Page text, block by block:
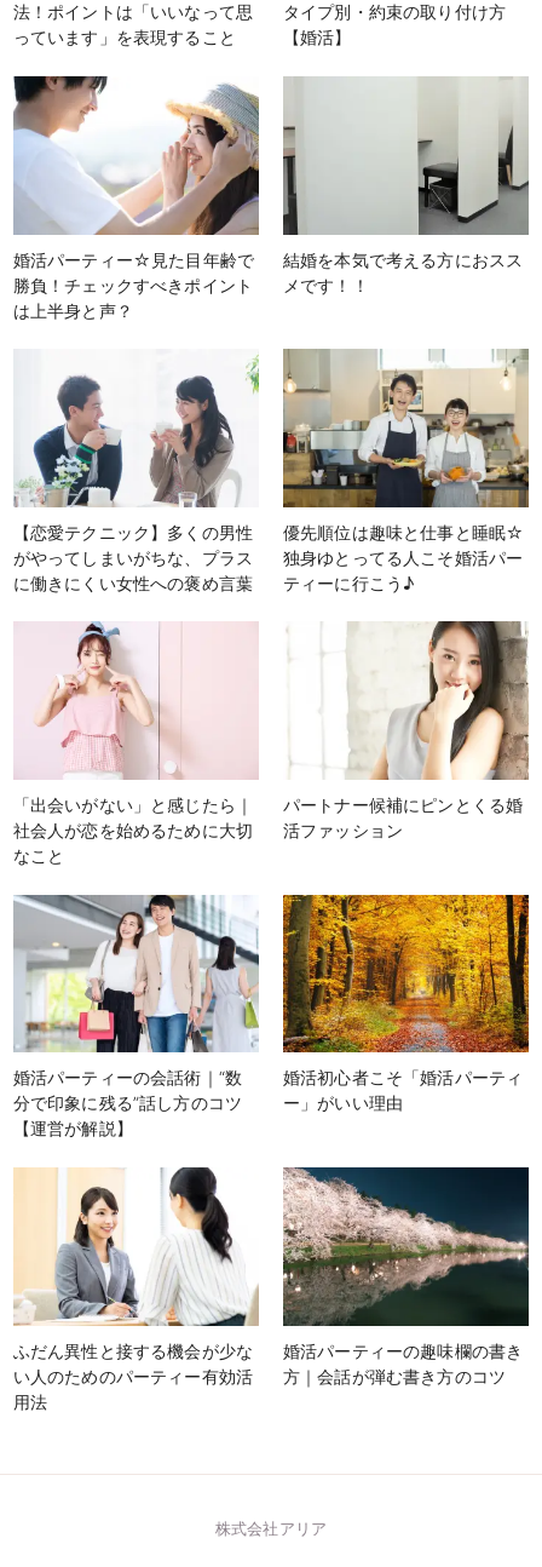
法！ポイントは「いいなって思
っています」を表現すること
タイプ別・約束の取り付け方
【婚活】
婚活パーティー☆見た目年齢で
勝負！チェックすべきポイント
は上半身と声？
結婚を本気で考える方におスス
メです！！
【恋愛テクニック】多くの男性
がやってしまいがちな、プラス
に働きにくい女性への褒め言葉
優先順位は趣味と仕事と睡眠☆
独身ゆとってる人こそ婚活パー
ティーに行こう♪
「出会いがない」と感じたら｜
社会人が恋を始めるために大切
なこと
パートナー候補にピンとくる婚
活ファッション
婚活パーティーの会話術｜“数
分で印象に残る”話し方のコツ
【運営が解説】
婚活初心者こそ「婚活パーティ
ー」がいい理由
ふだん異性と接する機会が少な
い人のためのパーティー有効活
用法
婚活パーティーの趣味欄の書き
方｜会話が弾む書き方のコツ
株式会社アリア